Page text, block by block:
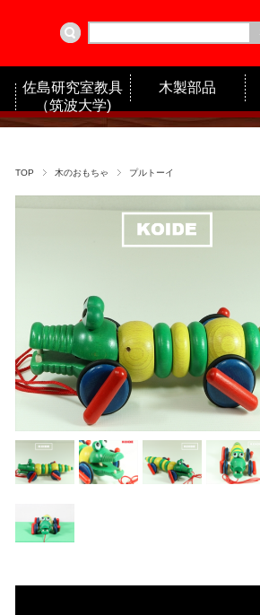
佐島研究室教具
（筑波大学)
木製部品
TOP 木のおもちゃ プルトーイ